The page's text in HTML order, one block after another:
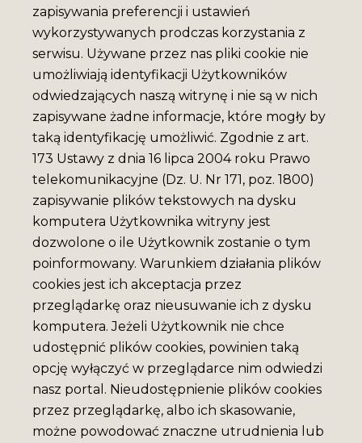
zapisywania preferencji i ustawień
wykorzystywanych prodczas korzystania z
serwisu. Używane przez nas pliki cookie nie
umożliwiają identyfikacji Użytkowników
odwiedzających naszą witrynę i nie są w nich
zapisywane żadne informacje, które mogły by
taką identyfikację umożliwić. Zgodnie z art.
173 Ustawy z dnia 16 lipca 2004 roku Prawo
telekomunikacyjne (Dz. U. Nr 171, poz. 1800)
zapisywanie plików tekstowych na dysku
komputera Użytkownika witryny jest
dozwolone o ile Użytkownik zostanie o tym
poinformowany. Warunkiem działania plików
cookies jest ich akceptacja przez
przeglądarkę oraz nieusuwanie ich z dysku
komputera. Jeżeli Użytkownik nie chce
udostępnić plików cookies, powinien taką
opcję wyłączyć w przeglądarce nim odwiedzi
nasz portal. Nieudostępnienie plików cookies
przez przeglądarkę, albo ich skasowanie,
możne powodować znaczne utrudnienia lub
MAGNES MUZEUM
NIKIFORA V.3
7 Pln